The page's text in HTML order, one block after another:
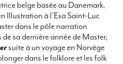
belge basée au Danemark.
Illustration à l’Esa Saint-Luc
dans le pôle narration
de sa dernière année de Master,
suite à un voyage en Norvège
dans le folklore et les folk